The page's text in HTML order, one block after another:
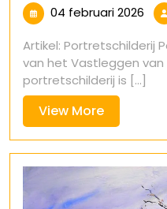
04 februari 2026 04
Artikel: Portretschilderij
van het Vastleggen van
portretschilderij is [...]
View MoreView
More